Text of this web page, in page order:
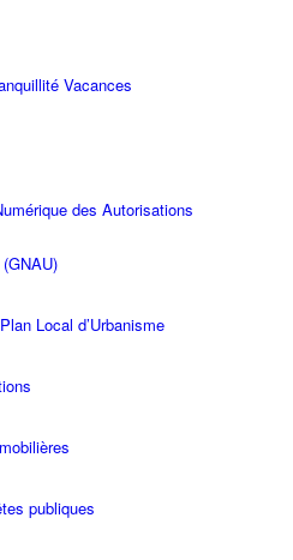
Vacances
des Autorisations
Local d’Urbanisme
publiques